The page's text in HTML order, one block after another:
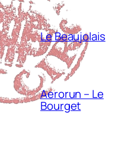
Le Beaujolais
Aerorun – Le
Bourget